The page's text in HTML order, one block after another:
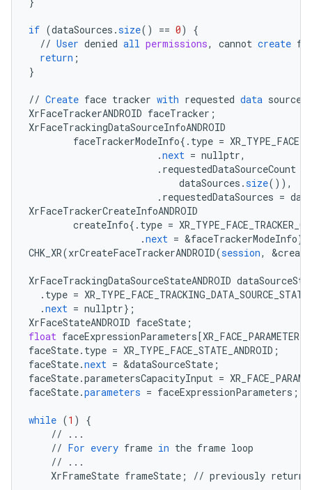
if (dataSources .size() == 0)
{
// User denied all permissions, cannot create
return ;
}
// Create face tracker with requested data sources
XrFaceTrackerANDROID faceTracker ;
XrFaceTrackingDataSourceInfoANDROID
faceTrackerModeInfo{ . type =
.next = nullptr,
. requestedDataSourceCount
dataSources .size()),
. requestedDataSources =
XrFaceTrackerCreateInfoANDROID
createInfo{ . type =
.next = &faceTrackerModeInfo}
CHK_XR(xrCreateFaceTrackerANDROID(session, &
XrFaceTrackingDataSourceStateANDROID
. type =
.next = nullptr} ;
XrFaceStateANDROID faceState ;
float faceExpressionParameters[
faceState. type = XR_TYPE_FACE_STATE_ANDROID ;
faceState.next = &dataSourceState ;
faceState.parametersCapacityInput =
faceState.parameters = faceExpressionParameters ;
while (1 )
{
//
...
// For every frame in the frame loop
//
...
XrFrameState frameState ; // previously